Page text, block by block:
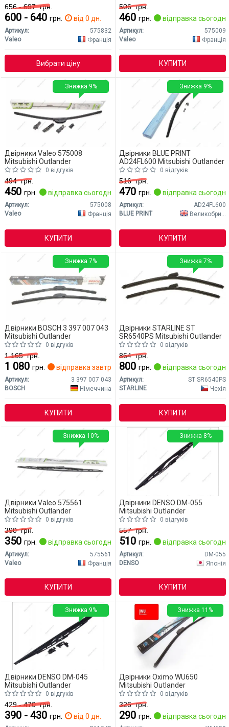
656 - 697грн.
600 - 640 грн. від 0 дн.
Артикул:
575832
Valeo
Франція
Вибрати ціну
506грн.
460 грн. відправка сьогодні
Артикул:
575009
Valeo
Франція
КУПИТИ
Двірники Valeo 575008
Mitsubishi Outlander
0 відгуків
494грн.
450 грн. відправка сьогодні
Артикул:
575008
Valeo
Франція
КУПИТИ
Знижка 9%
Двірники BLUE PRINT
AD24FL600 Mitsubishi Outlander
0 відгуків
516грн.
470 грн. відправка сьогодні
Артикул:
AD24FL600
BLUE PRINT
Великобританія
КУПИТИ
Знижка 9%
Двірники BOSCH 3 397 007 043
Mitsubishi Outlander
0 відгуків
1 165грн.
1 080 грн. відправка завтра
Артикул:
3 397 007 043
BOSCH
Німеччина
КУПИТИ
Знижка 7%
Двірники STARLINE ST
SR6540PS Mitsubishi Outlander
0 відгуків
864грн.
800 грн. відправка сьогодні
Артикул:
ST SR6540PS
STARLINE
Чехія
КУПИТИ
Знижка 7%
Двірники Valeo 575561
Mitsubishi Outlander
0 відгуків
390грн.
350 грн. відправка сьогодні
Артикул:
575561
Valeo
Франція
КУПИТИ
Знижка 10%
Двірники DENSO DM-055
Mitsubishi Outlander
0 відгуків
557грн.
510 грн. відправка сьогодні
Артикул:
DM-055
DENSO
Японія
КУПИТИ
Знижка 8%
Двірники DENSO DM-045
Mitsubishi Outlander
0 відгуків
429 - 470грн.
390 - 430 грн. від 0 дн.
Знижка 9%
Двірники Oximo WU650
Mitsubishi Outlander
0 відгуків
326грн.
290 грн. відправка сьогодні
Знижка 11%